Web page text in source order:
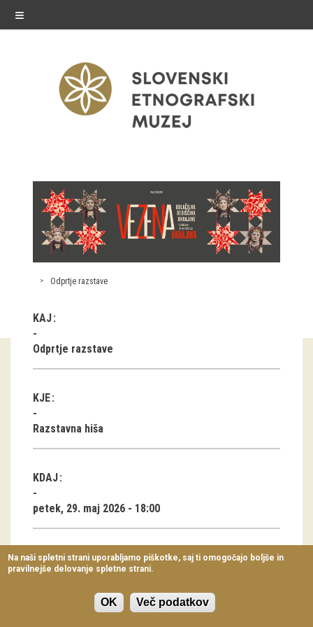
≡
razstave
Stalne razstave
Občasne razstave
Virtualni sprehodi
Razstavni projekti
Arhiv razstav
dogodki
Koledar dogodkov
Prireditve
Predavanja
Delavnice
Vodeni ogledi
Odprtje razstave
KAJ
Odprtje razstave
KJE
Razstavna hiša
KDAJ
petek, 29. maj 2026 - 18:00
RAZSTAVA
konca 19. in 20. stoletja
Na naši spletni strani uporabljamo piškotke, saj ti omogočajo boljše in
pravilnejše delovanje spletne strani.
OK Več podatkov